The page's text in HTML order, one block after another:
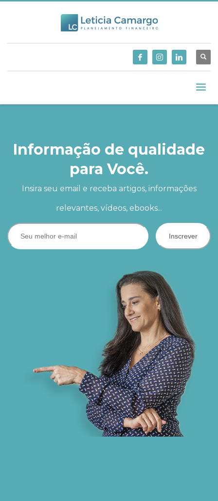
Informação de qualidade
para Você.
Insira seu email e receba artigos, informações
relevantes, vídeos, ebooks...